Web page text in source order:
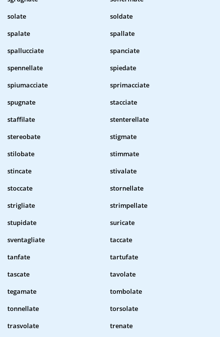
solate
soldate
spalate
spallate
spallucciate
spanciate
spennellate
spiedate
spiumacciate
sprimacciate
spugnate
stacciate
staffilate
stenterellate
stereobate
stigmate
stilobate
stimmate
stincate
stivalate
stoccate
stornellate
strigliate
strimpellate
stupidate
suricate
sventagliate
taccate
tanfate
tartufate
tascate
tavolate
tegamate
tombolate
tonnellate
torsolate
trasvolate
trenate